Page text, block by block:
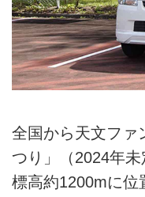
全国から天文ファ
つり」（2024年
標高約1200mに位